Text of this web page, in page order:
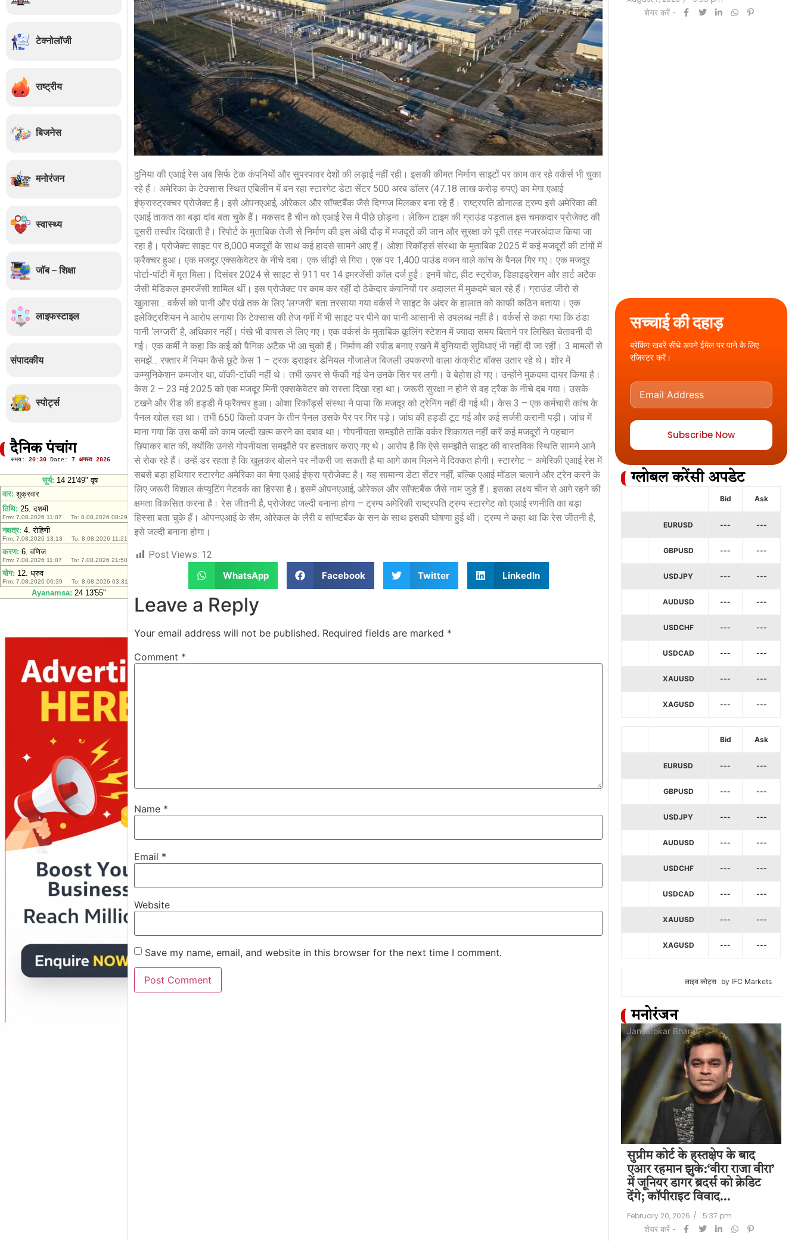
टेक्नोलॉजी
राष्ट्रीय
बिजनेस
मनोरंजन
स्वास्थ्य
जॉब – शिक्षा
लाइफस्टाइल
संपादकीय
स्पोर्ट्स
दैनिक पंचांग
दुनिया की एआई रेस अब सिर्फ टेक कंपनियों और सुपरपावर देशों की लड़ाई नहीं रही। इसकी कीमत निर्माण साइटों पर काम कर रहे वर्कर्स भी चुका
रहे हैं। अमेरिका के टेक्सास स्थित एबिलीन में बन रहा स्टारगेट डेटा सेंटर 500 अरब डॉलर (47.18 लाख करोड़ रुपए) का मेगा एआई
इंफ्रास्ट्रक्चर प्रोजेक्ट है। इसे ओपनएआई, ओरेकल और सॉफ्टबैंक जैसे दिग्गज मिलकर बना रहे हैं। राष्ट्रपति डोनाल्ड ट्रम्प इसे अमेरिका की
एआई ताकत का बड़ा दांव बता चुके हैं। मकसद है चीन को एआई रेस में पीछे छोड़ना। लेकिन टाइम की ग्राउंड पड़ताल इस चमकदार प्रोजेक्ट की
दूसरी तस्वीर दिखाती है। रिपोर्ट के मुताबिक तेजी से निर्माण की इस अंधी दौड़ में मजदूरों की जान और सुरक्षा को पूरी तरह नजरअंदाज किया जा
रहा है। प्रोजेक्ट साइट पर 8,000 मजदूरों के साथ कई हादसे सामने आए हैं। ओशा रिकॉर्ड्स संस्था के मुताबिक 2025 में कई मजदूरों की टांगों में
फ्रैक्चर हुआ। एक मजदूर एक्सकेवेटर के नीचे दबा। एक सीढ़ी से गिरा। एक पर 1,400 पाउंड वजन वाले कांच के पैनल गिर गए। एक मजदूर
पोर्टा-पॉटी में मृत मिला। दिसंबर 2024 से साइट से 911 पर 14 इमरजेंसी कॉल दर्ज हुईं। इनमें चोट, हीट स्ट्रोक, डिहाइड्रेशन और हार्ट अटैक
जैसी मेडिकल इमरजेंसी शामिल थीं। इस प्रोजेक्ट पर काम कर रहीं दो ठेकेदार कंपनियों पर अदालत में मुकदमे चल रहे हैं। ग्राउंड जीरो से
खुलासा… वर्कर्स को पानी और पंखे तक के लिए ‘लग्जरी’ बता तरसाया गया वर्कर्स ने साइट के अंदर के हालात को काफी कठिन बताया। एक
इलेक्ट्रिशियन ने आरोप लगाया कि टेक्सास की तेज गर्मी में भी साइट पर पीने का पानी आसानी से उपलब्ध नहीं है। वर्कर्स से कहा गया कि ठंडा
पानी ‘लग्जरी’ है, अधिकार नहीं। पंखे भी वापस ले लिए गए। एक वर्कर्स के मुताबिक कूलिंग स्टेशन में ज्यादा समय बिताने पर लिखित चेतावनी दी
गई। एक कर्मी ने कहा कि कई को पैनिक अटैक भी आ चुको हैं। निर्माण की स्पीड बनाए रखने में बुनियादी सुविधाएं भी नहीं दी जा रहीं। 3 मामलों से
समझें… रफ्तार में नियम कैसे छूटे केस 1 – ट्रक ड्राइवर डेनियल गोंजालेज बिजली उपकरणों वाला कंक्रीट बॉक्स उतार रहे थे। शोर में
कम्युनिकेशन कमजोर था, वॉकी-टॉकी नहीं थे। तभी ऊपर से फेंकी गई चेन उनके सिर पर लगी। वे बेहोश हो गए। उन्होंने मुकदमा दायर किया है।
केस 2 – 23 मई 2025 को एक मजदूर मिनी एक्सकेवेटर को रास्ता दिखा रहा था। जरूरी सुरक्षा न होने से वह ट्रैक के नीचे दब गया। उसके
टखने और रीड की हड्डी में फ्रैक्चर हुआ। ओशा रिकॉर्ड्स संस्था ने पाया कि मजदूर को ट्रेनिंग नहीं दी गई थी। केस 3 – एक कर्मचारी कांच के
पैनल खोल रहा था। तभी 650 किलो वजन के तीन पैनल उसके पैर पर गिर पड़े। जांघ की हड्डी टूट गई और कई सर्जरी करानी पड़ी। जांच में
माना गया कि उस कर्मी को काम जल्दी खत्म करने का दबाव था। गोपनीयता समझौते ताकि वर्कर शिकायत नहीं करें कई मजदूरों ने पहचान
छिपाकर बात की, क्योंकि उनसे गोपनीयता समझौते पर हस्ताक्षर कराए गए थे। आरोप है कि ऐसे समझौते साइट की वास्तविक स्थिति सामने आने
से रोक रहे हैं। उन्हें डर रहता है कि खुलकर बोलने पर नौकरी जा सकती है या आगे काम मिलने में दिक्कत होगी। स्टारगेट – अमेरिकी एआई रेस में
सबसे बड़ा हथियार स्टारगेट अमेरिका का मेगा एआई इंफ्रा प्रोजेक्ट है। यह सामान्य डेटा सेंटर नहीं, बल्कि एआई मॉडल चलाने और ट्रेन करने के
लिए जरूरी विशाल कंप्यूटिंग नेटवर्क का हिस्सा है। इसमें ओपनएआई, ओरेकल और सॉफ्टबैंक जैसे नाम जुड़े हैं। इसका लक्ष्य चीन से आगे रहने की
क्षमता विकसित करना है। रेस जीतनी है, प्रोजेक्ट जल्दी बनाना होगा – ट्रम्प अमेरिकी राष्ट्रपति ट्रम्प स्टारगेट को एआई रणनीति का बड़ा
हिस्सा बता चुके हैं। ओपनएआई के सैम, ओरेकल के लैरी व सॉफ्टबैंक के सन के साथ इसकी घोषणा हुई थी। ट्रम्प ने कहा था कि रेस जीतनी है,
इसे जल्दी बनाना होगा।
Post Views: 12
WhatsApp
Facebook Twitter LinkedIn
Leave a Reply
Your email address will not be published. Required fields are marked *
Comment *
Name *
Email *
Website
Save my name, email, and website in this browser for the next time I comment.
शेयर करें -
शेयर करें -
शेयर करें -
सच्चाई की दहाड़
ब्रेकिंग खबरें सीधे अपने ईमेल पर पाने के लिए
रजिस्टर करें।
Subscribe Now
ग्लोबल करेंसी अपडेट
Bid Ask
EURUSD --- ---
GBPUSD --- ---
USDJPY --- ---
AUDUSD --- ---
USDCHF --- ---
USDCAD --- ---
XAUUSD --- ---
XAGUSD --- ---
Bid Ask
EURUSD --- ---
GBPUSD --- ---
USDJPY --- ---
AUDUSD --- ---
USDCHF --- ---
USDCAD --- ---
XAUUSD --- ---
XAGUSD --- ---
लाइव कोट्स by IFC Markets
मनोरंजन
Jansarokar Bharat
सुप्रीम कोर्ट के हस्तक्षेप के बाद
एआर रहमान झुके:‘वीरा राजा वीरा’
में जूनियर डागर ब्रदर्स को क्रेडिट
देंगे; कॉपीराइट विवाद…
February 20, 2026 /
5:37 pm
शेयर करें -